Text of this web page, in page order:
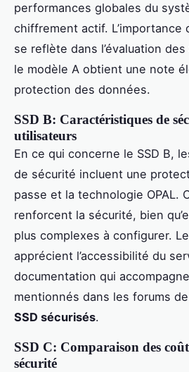
performances globales du
chiffrement actif. L’importance
se reflète dans l’évaluation
le modèle A obtient une note
protection des données.
SSD B: Caractéristiques de
utilisateurs
En ce qui concerne le SSD B,
de sécurité incluent une
passe et la technologie OPAL.
renforcent la sécurité, bien
plus complexes à configurer.
apprécient l’accessibilité du
documentation qui
mentionnés dans les forums
SSD sécurisés.
SSD C: Comparaison des
sécurité